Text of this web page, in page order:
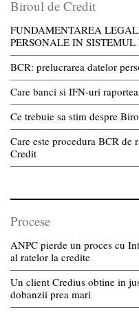
Biroul de Credit
FUNDAMENTAREA
PERSONALE IN
BCR: prelucrarea datelor
Care banci si IFN-uri
Ce trebuie sa stim despre
Care este procedura BCR
Credit
Procese
ANPC pierde un proces cu
al ratelor la credite
Un client Credius obtine in
dobanzii prea mari